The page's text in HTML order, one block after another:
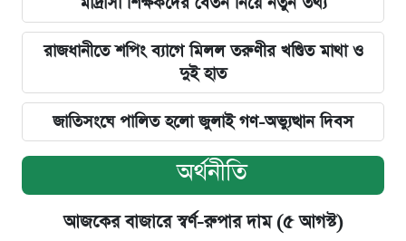
রাজধানীতে শপিং ব্যাগে মিলল তরুণীর খণ্ডিত মাথা ও
দুই হাত
জাতিসংঘে পালিত হলো জুলাই গণ-অভ্যুত্থান দিবস
অর্থনীতি
আজকের বাজারে স্বর্ণ-রুপার দাম (৫ আগস্ট)